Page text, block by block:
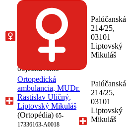
Onkogynekologická
ambulancia, MUDr.
Eva Verebová,
Liptovský Mikuláš
(Gynekológia a
pôrodníctvo)
65-
17336163-A0008
objednávanie
Palúčanská
214/25,
03101
Liptovský
Mikuláš
Ortopedická
ambulancia, MUDr.
Rastislav Uličný,
Liptovský Mikuláš
(Ortopédia) 65-
17336163-A0018
Palúčanská
214/25,
03101
Liptovský
Mikuláš